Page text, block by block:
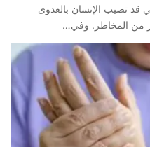
قد تصيب الإنسان بالعدوى
من المخاطر. وفي…